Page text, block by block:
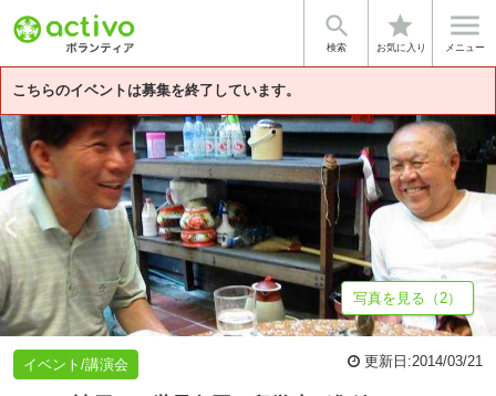

検索
star
お気に入り

メニュー
こちらのイベントは募集を終了しています。
基本情報 募集詳細 団体情報
写真を見る（2）
イベント/講演会 更新日:2014/03/21